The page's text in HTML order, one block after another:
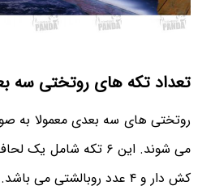
تعداد تکه های روتختی سه
می شوند. این ۶ تکه
کش دار و ۴ عدد روبالشتی می باشد.